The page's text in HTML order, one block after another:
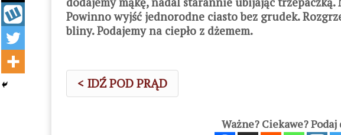
Powinno wyjść jednorodne ciasto bez grudek.
bliny. Podajemy na ciepło z dżemem.
< IDŹ POD PRĄD
Ważne? Ciekawe? Podaj